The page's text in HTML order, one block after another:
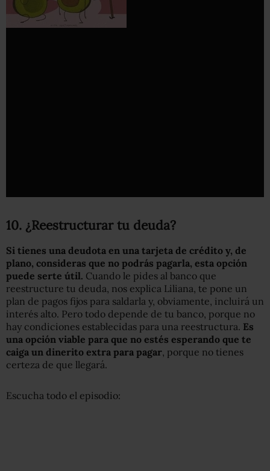
10. ¿Reestructurar tu deuda?
Si tienes una deudota en una tarjeta de crédito y, de
plano, consideras que no podrás pagarla, esta opción
puede serte útil. Cuando le pides al banco que
reestructure tu deuda, nos explica Liliana, te pone un
plan de pagos fijos para saldarla y, obviamente, incluirá un
interés alto. Pero todo depende de tu banco, porque no
hay condiciones establecidas para una reestructura. Es
una opción viable para que no estés esperando que te
caiga un dinerito extra para pagar , porque no tienes
certeza de que llegará.
Escucha todo el episodio: